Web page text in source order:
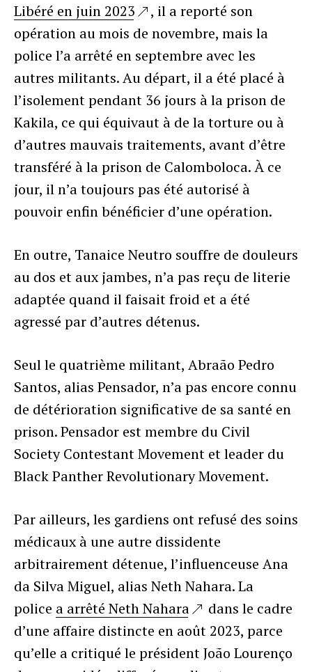
Libéré en juin 2023
, il a reporté son
opération au mois de novembre, mais la
police l’a arrêté en septembre avec les
autres militants. Au départ, il a été placé à
l’isolement pendant 36 jours à la prison de
Kakila, ce qui équivaut à de la torture ou à
d’autres mauvais traitements, avant d’être
transféré à la prison de Calomboloca. À ce
jour, il n’a toujours pas été autorisé à
pouvoir enfin bénéficier d’une opération.
En outre, Tanaice Neutro souffre de douleurs
au dos et aux jambes, n’a pas reçu de literie
adaptée quand il faisait froid et a été
agressé par d’autres détenus.
Seul le quatrième militant, Abraão Pedro
Santos, alias Pensador, n’a pas encore connu
de détérioration significative de sa santé en
prison. Pensador est membre du Civil
Society Contestant Movement et leader du
Black Panther Revolutionary Movement.
Par ailleurs, les gardiens ont refusé des soins
médicaux à une autre dissidente
arbitrairement détenue, l’influenceuse Ana
da Silva Miguel, alias Neth Nahara. La
police a arrêté Neth Nahara
dans le cadre
d’une affaire distincte en août 2023, parce
qu’elle a critiqué le président João Lourenço